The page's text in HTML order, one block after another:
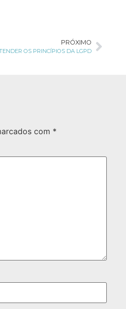
PRÓXIMO
OS PRINCÍPIOS DA LGPD
com *